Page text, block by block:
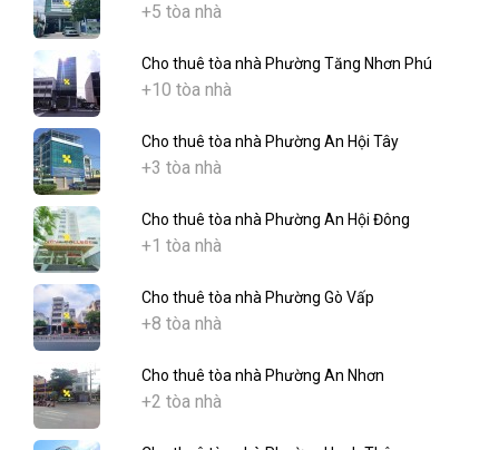
+5 tòa nhà
Cho thuê tòa nhà Phường Tăng Nhơn Phú
+10 tòa nhà
Cho thuê tòa nhà Phường An Hội Tây
+3 tòa nhà
Cho thuê tòa nhà Phường An Hội Đông
+1 tòa nhà
Cho thuê tòa nhà Phường Gò Vấp
+8 tòa nhà
Cho thuê tòa nhà Phường An Nhơn
+2 tòa nhà